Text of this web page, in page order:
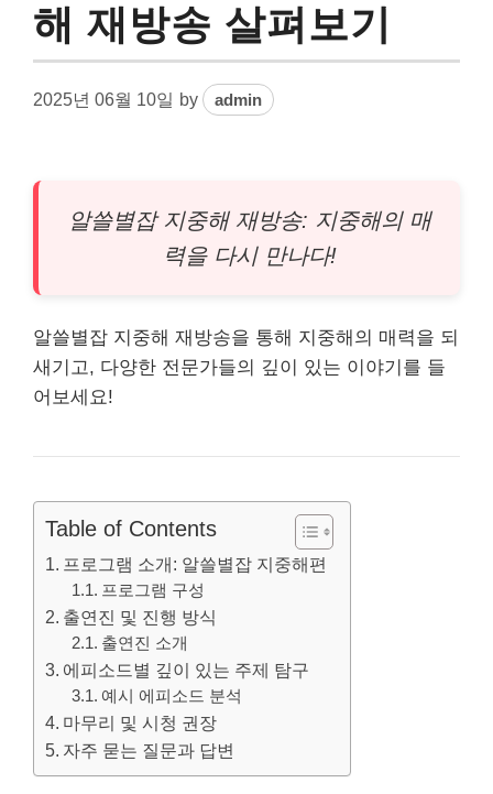
해 재방송 살펴보기
2025년 06월 10일 by admin
알쓸별잡 지중해 재방송: 지중해의 매
력을 다시 만나다!
알쓸별잡 지중해 재방송을 통해 지중해의 매력을 되
새기고, 다양한 전문가들의 깊이 있는 이야기를 들
어보세요!
Table of Contents
프로그램 소개: 알쓸별잡 지중해편
프로그램 구성
출연진 및 진행 방식
출연진 소개
에피소드별 깊이 있는 주제 탐구
예시 에피소드 분석
마무리 및 시청 권장
자주 묻는 질문과 답변